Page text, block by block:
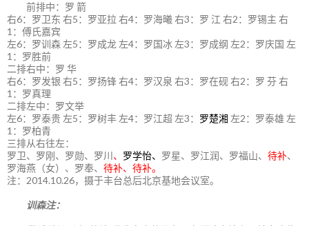
前排中：罗 箭
右6：罗卫东 右5：罗亚拉 右4：罗海曦 右3：罗 江 右2：罗锡主 右
1：傅氏嘉宾
左6：罗训森 左5：罗成龙 左4：罗国冰 左3：罗成纲 左2：罗庆国 左
1：罗胜前
二排右中：罗 华
右6：罗发银 右5：罗扬锋 右4：罗汉泉 右3：罗在砚 右2：罗 芬 右
1：罗真理
二排左中：罗文举
左6：罗泰贵 左5：罗树丰 左4：罗江超 左3： 罗楚湘 左2：罗泰雄 左
1：罗柏青
三排从右往左：
罗卫、罗刚、罗勋、罗川 、 罗学怡、 罗星、罗江润、罗福山、 待补、
罗海燕（女）、罗奉、 待补、待补。
注：2014.10.26，摄于丰台总后北京基地会议室。
训森注：